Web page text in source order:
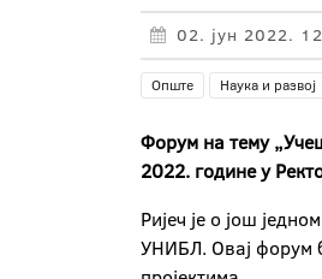
02. јун 2022.
Опште Наука и развој
Форум на тему
2022. године у
Ријеч је о још
УНИБЛ. Овај форум